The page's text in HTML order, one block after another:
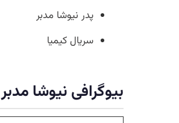
پدر نیوشا مدبر
سریال کیمیا
بیوگرافی نیوشا مدبر